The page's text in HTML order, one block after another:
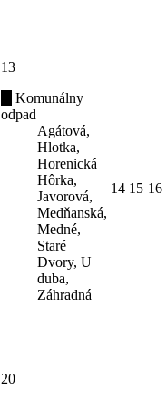
13
Komunálny
odpad
Agátová,
Hlotka,
Horenická
Hôrka,
Javorová,
Medňanská,
Medné,
Staré
Dvory, U
duba,
Záhradná
14 15 16
20